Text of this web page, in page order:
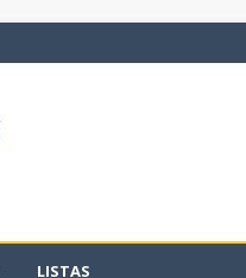
LISTAS